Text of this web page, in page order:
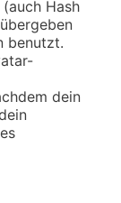
Hash
benutzt.
dein